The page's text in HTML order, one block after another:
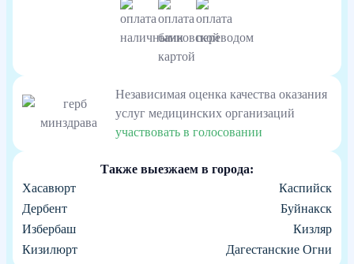
Независимая оценка качества оказания
услуг медицинских организаций
участвовать в голосовании
Также выезжаем в города:
Хасавюрт
Каспийск
Дербент
Буйнакск
Избербаш
Кизляр
Кизилюрт
Дагестанские Огни